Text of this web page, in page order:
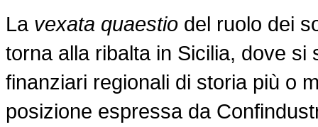
La vexata quaestio del ruolo dei
torna alla ribalta in Sicilia, dove
finanziari regionali di storia più o
posizione espressa da